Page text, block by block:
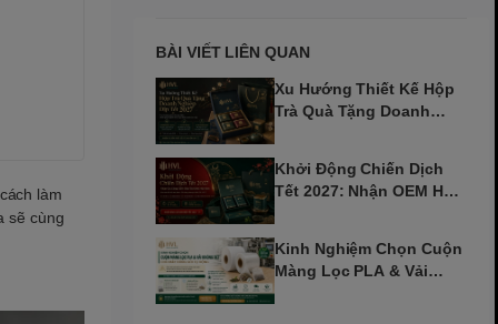
làm
sẽ cùng
BÀI VIẾT LIÊN QUAN
Xu Hướng Thiết Kế Hộp
Trà Quà Tặng Doanh
Khởi Động Chiến Dịch
Tết 2027: Nhận OEM Hộp
Kinh Nghiệm Chọn Cuộn
Màng Lọc PLA & Vải